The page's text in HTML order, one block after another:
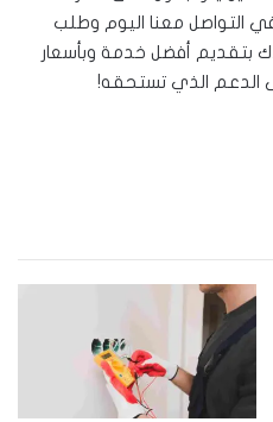
في التواصل معنا اليوم وطلب
بتقديم أفضل خدمة وبأسعار
الدعم الذي تستحقه!